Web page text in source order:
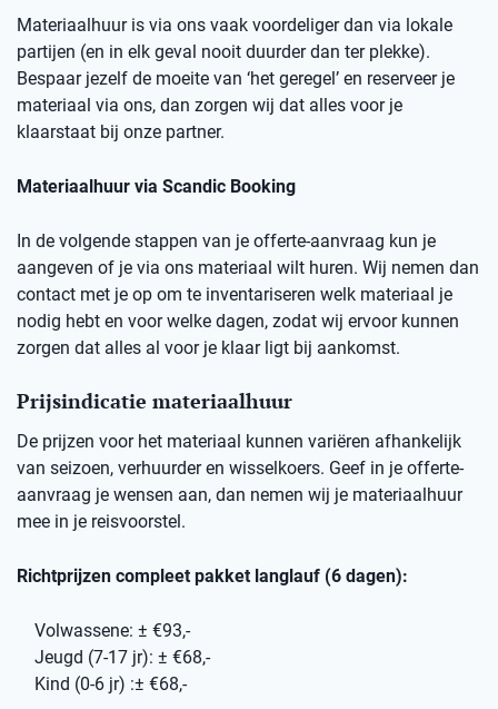
Materiaalhuur is via ons vaak voordeliger dan via lokale
partijen (en in elk geval nooit duurder dan ter plekke).
Bespaar jezelf de moeite van ‘het geregel’ en reserveer je
materiaal via ons, dan zorgen wij dat alles voor je
klaarstaat bij onze partner.
Materiaalhuur via Scandic Booking
In de volgende stappen van je offerte-aanvraag kun je
aangeven of je via ons materiaal wilt huren. Wij nemen dan
contact met je op om te inventariseren welk materiaal je
nodig hebt en voor welke dagen, zodat wij ervoor kunnen
zorgen dat alles al voor je klaar ligt bij aankomst.
Prijsindicatie materiaalhuur
De prijzen voor het materiaal kunnen variëren afhankelijk
van seizoen, verhuurder en wisselkoers. Geef in je offerte-
aanvraag je wensen aan, dan nemen wij je materiaalhuur
mee in je reisvoorstel.
Richtprijzen compleet pakket langlauf (6 dagen):
Volwassene: ± €93,-
Jeugd (7-17 jr): ± €68,-
Kind (0-6 jr) :± €68,-